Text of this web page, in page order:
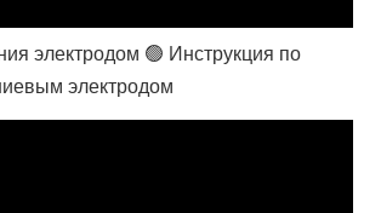
электродом 🟢 Инструкция по
электродом